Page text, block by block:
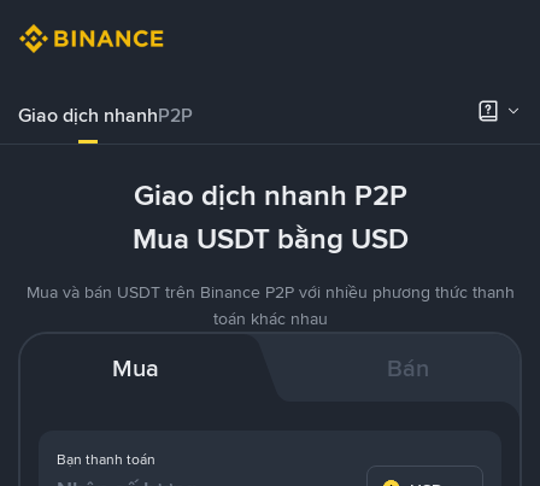
Giao dịch nhanhP2P
Giao dịch nhanh P2P
Mua USDT bằng USD
Mua và bán USDT trên Binance P2P với nhiều phương thức thanh
toán khác nhau
Mua Bán
Bạn thanh toán